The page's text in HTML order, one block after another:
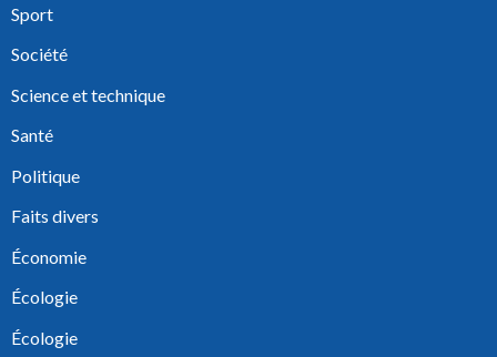
Sport
Société
Science et technique
Santé
Politique
Faits divers
Économie
Écologie
Écologie